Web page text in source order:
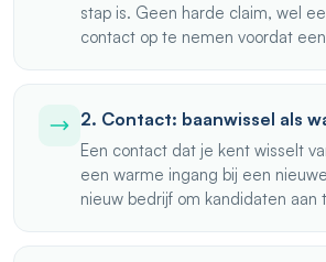
stap is. Geen harde claim, wel
contact op te nemen voordat
2. Contact: baanwissel als
Een contact dat je kent wisselt
een warme ingang bij een
nieuw bedrijf om kandidaten aan